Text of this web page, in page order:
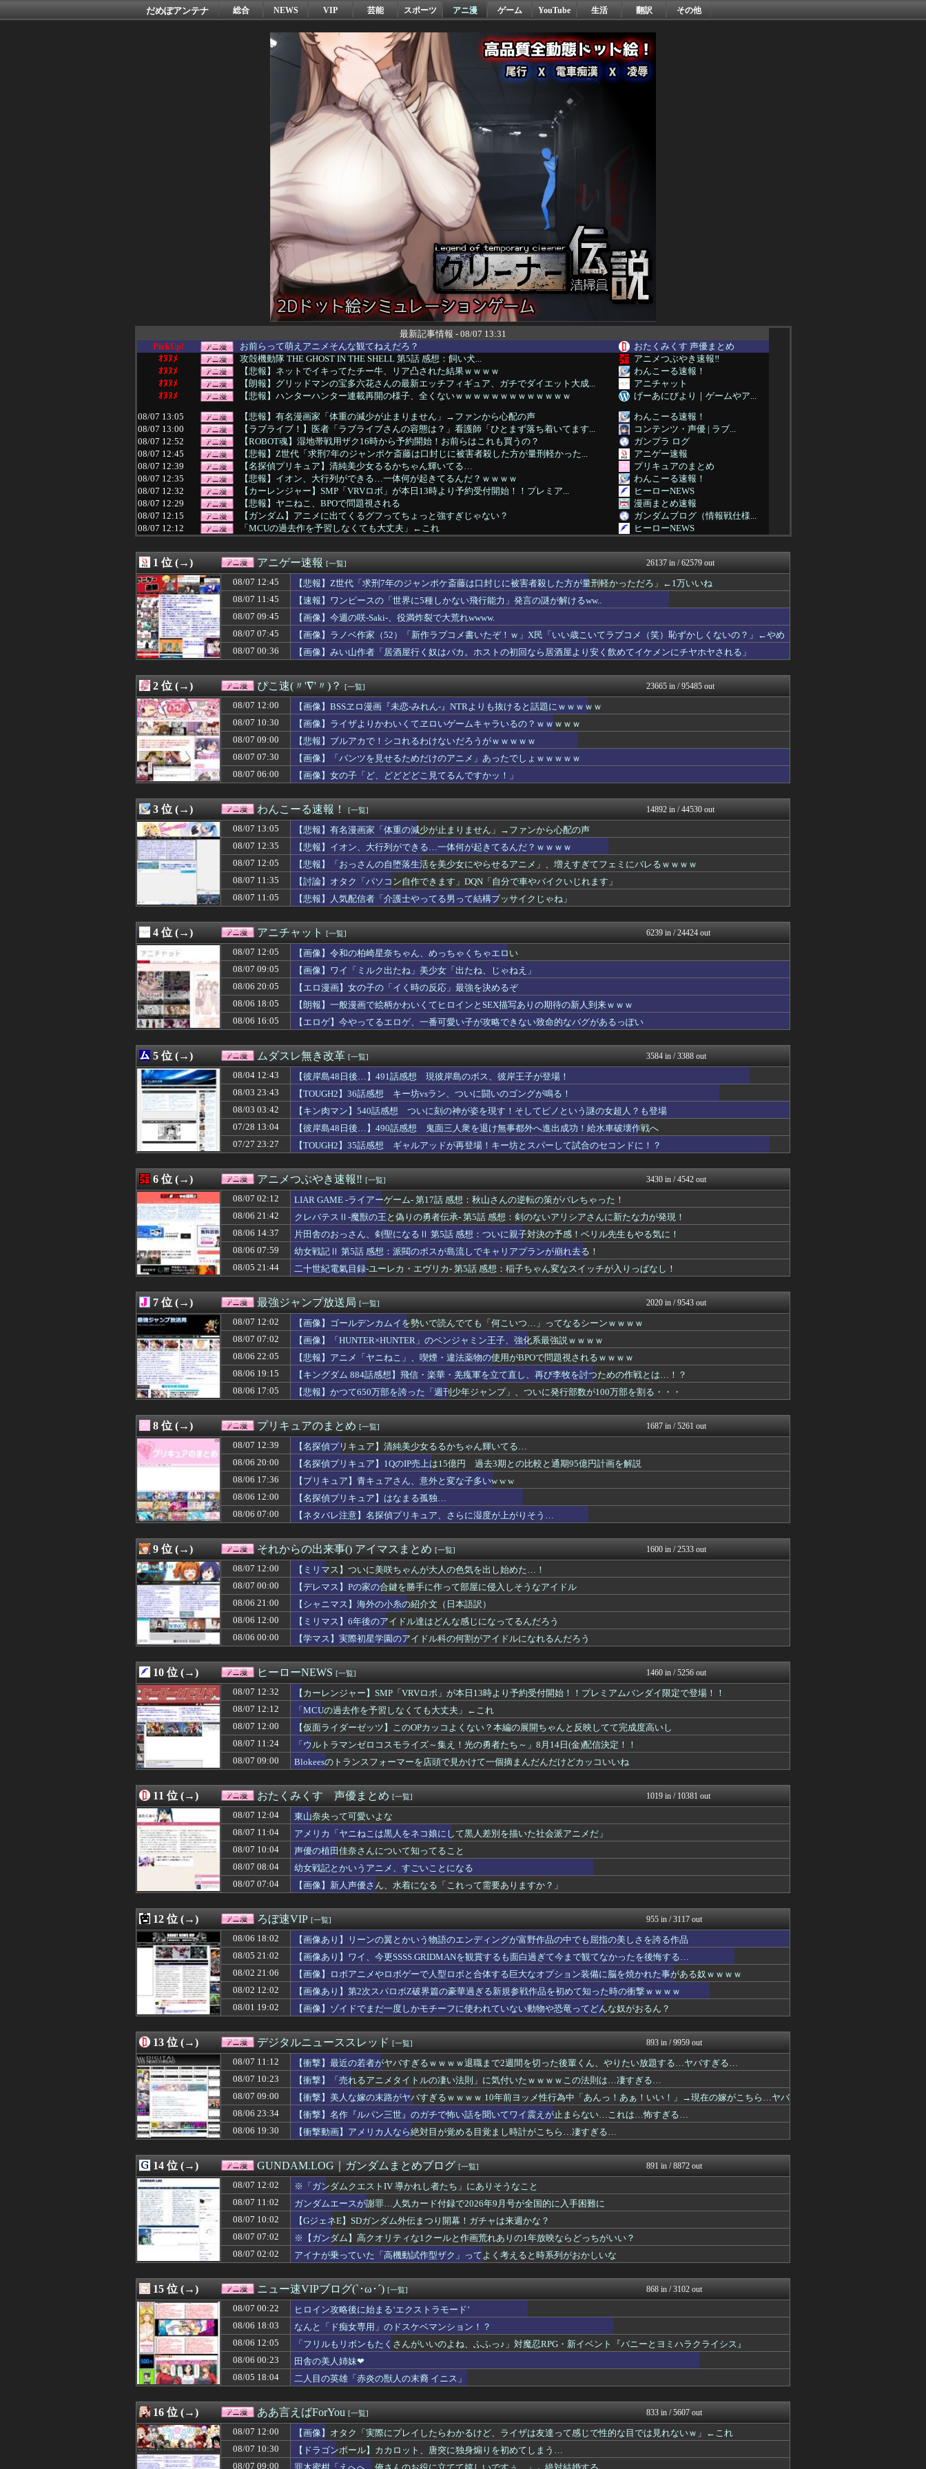
だめぽアンテナ 総合 NEWS VIP 芸能 スポーツ アニ漫 ゲーム YouTube 生活 翻訳 その他
最新記事情報 - 08/07 13:31
PickUp!
お前らって萌えアニメそんな観てねえだろ？
おたくみくす 声優まとめ
ｵﾇﾇﾒ
攻殻機動隊 THE GHOST IN THE SHELL 第5話 感想：飼い犬...
アニメつぶやき速報‼︎
ｵﾇﾇﾒ
【悲報】ネットでイキってたチー牛、リア凸された結果ｗｗｗｗ
わんこーる速報！
ｵﾇﾇﾒ
【朗報】グリッドマンの宝多六花さんの最新エッチフィギュア、ガチでダイエット大成...
アニチャット
ｵﾇﾇﾒ
【悲報】ハンターハンター連載再開の様子、全くないｗｗｗｗｗｗｗｗｗｗｗｗｗ
げーあにびより｜ゲームやア...
08/07 13:05
【悲報】有名漫画家「体重の減少が止まりません」→ファンから心配の声
わんこーる速報！
08/07 13:00
【ラブライブ！】医者「ラブライブさんの容態は？」看護師「ひとまず落ち着いてます...
コンテンツ・声優 | ラブ...
08/07 12:52
【ROBOT魂】湿地帯戦用ザク16時から予約開始！お前らはこれも買うの？
ガンプラ ログ
08/07 12:45
【悲報】Z世代「求刑7年のジャンポケ斎藤は口封じに被害者殺した方が量刑軽かった...
アニゲー速報
08/07 12:39
【名探偵プリキュア】清純美少女るるかちゃん輝いてる…
プリキュアのまとめ
08/07 12:35
【悲報】イオン、大行列ができる…一体何が起きてるんだ？ｗｗｗｗ
わんこーる速報！
08/07 12:32
【カーレンジャー】SMP「VRVロボ」が本日13時より予約受付開始！！プレミア...
ヒーローNEWS
08/07 12:29
【悲報】ヤニねこ、BPOで問題視される
漫画まとめ速報
08/07 12:15
【ガンダム】アニメに出てくるグフってちょっと強すぎじゃない？
ガンダムブログ（情報戦仕様...
08/07 12:12
「MCUの過去作を予習しなくても大丈夫」←これ
ヒーローNEWS
08/07 12:09
【伝説の勇者ダ・ガーン】THE合体「ランドバイソンオプションセット」完成品トイ...
fig速
08/07 12:09
【ベルセルク】ねんどろいど「ガッツ 狂戦士の甲冑Ver. BLOOD EDIT...
fig速
08/07 12:07
【モンスターハンター】ねんどろいど「リオレウス」【予約開始】
fig速
08/07 12:07
【勇者王ガオガイガー】PLAMATEA「獅子王凱」プラモデル【予約開始】
fig速
08/07 12:06
【劇場版「オーバーロード」聖王国編】figma「アルベド」可動フィギュア【予約...
08/07 12:05
【トリダモノ氏オリジナルキャラクター】PLAMATEA「MXちゃん」プラモデル...
08/07 12:05
オタクに優しいギャル「あっそれプリキュアのｴﾛ同人誌じゃんww♡」
2次元に捉われない
08/07 12:05
【画像】令和の柏崎星奈ちゃん、めっちゃくちゃエロい
アニチャット
08/07 12:05
【悲報】「おっさんの自堕落生活を美少女にやらせるアニメ」、増えすぎてフェミにバ...
わんこーる速報！
08/07 12:04
東山奈央って可愛いよな
おたくみくす 声優まとめ
08/07 12:03
【朗報】じゃあ逆に「男からも嫌われるヒロイン」って誰がいるんだｗｗｗ
アニはつ -アニメ発信場-
08/07 12:03
【勝利の女神:NIKKE】Hyper Body「紅蓮:ブラックシャドウ」可動フ...
08/07 12:02
【画像】ゴールデンカムイを勢いで読んでても「何こいつ…」ってなるシーンｗｗｗｗ
最強ジャンプ放送局
08/07 12:02
※「ガンダムクエストIV 導かれし者たち」にありそうなこと
08/07 12:00
【画像】BSSヱロ漫画『未恋-みれん-』NTRよりも抜けると話題にｗｗｗｗｗ
08/07 12:00
【悲報】最近の声優、個性が無い
あぁ^～こころがぴょんぴょ...
08/07 12:00
【画像】オタク「実際にプレイしたらわかるけど、ライザは友達って感じで性的な目で...
ああ言えばForYou
08/07 12:00
花宮初奈さん、バンドリで早くも大人気ｗｗｗｗ
08/07 12:00
【ミリマス】ついに美咲ちゃんが大人の色気を出し始めた…！
それからの出来事() アイ...
08/07 12:00
【ラブライブ！】のん「自転車補助輪なしで乗ったことない」さく「えぇ！？そんな人...
コンテンツ・声優 | ラブ...
08/07 11:45
【速報】ワンピースの「世界に5種しかない飛行能力」発言の謎が解けるww..
08/07 11:35
【討論】オタク「パソコン自作できます」DQN「自分で車やバイクいじれます」
わんこーる速報！
08/07 11:29
【悲報】週刊少年ジャンプ、発行部数100万部割れ
08/07 11:24
「ウルトラマンゼロコスモライズ～集え！光の勇者たち～」8月14日(金)配信決定...
ヒーローNEWS
08/07 11:18
【朗報】マリオカート「1位弱いです、ドリフト加速します、排気量低いです」←こい...
アニはつ -アニメ発信場-
【衝撃】最近の若者がヤバすぎるｗｗｗｗ退職まで2週間を切った後輩くん、やりたい...
デジタルニューススレッド
08/07 11:05
【悲報】人気配信者「介護士やってる男って結構ブッサイクじゃね」
08/07 11:04
アメリカ「ヤニねこは黒人をネコ娘にして黒人差別を描いた社会派アニメだ」
おたくみくす 声優まとめ
08/07 11:02
ガンダムエースが謝罪…人気カード付録で2026年9月号が全国的に入手困難に
GUNDAM.LOG｜ガン...
08/07 10:35
【謎】RPGの敵キャラの「毒無効」「混乱無効」みたいなのって冷静に考えるとおか...
08/07 10:30
【画像】ライザよりかわいくてヱロいゲームキャラいるの？ｗｗｗｗｗ
ぴこ速(〃'∇'〃)？
08/07 10:30
【ドラゴンボール】カカロット、唐突に独身煽りを初めてしまう…
08/07 10:29
【朗報】キングダムの河了貂、覚醒する
08/07 10:23
【衝撃】「売れるアニメタイトルの凄い法則」に気付いたｗｗｗｗこの法則は…凄すぎ...
08/07 10:05
【悲報】アニメ「みい山」、始まる前からBPOにチクられるｗｗｗｗ
わんこーる速報！
08/07 10:04
声優の植田佳奈さんについて知ってること
おたくみくす 声優まとめ
08/07 10:00
【ラブライブ！】声優との1体1イベントみんななに話すの？
コンテンツ・声優 | ラブ...
08/07 09:59
【画像】ネオジオン総裁「この暖かさをもった地球が人間さえ破壊するんだ（汗だく）...
ガンダムブログ（情報戦仕様...
08/07 09:48
こども部屋おじさんの日常、もうめちゃくちゃｗｗｗ
08/07 09:45
【画像】今週の咲-Saki-、役満炸裂で大荒れwwww.
アニゲー速報
08/07 09:35
【画像】AI「写真の背景削除？ガンプラの箱追加しといてあげよ🤗」
ガンプラ ログ
08/07 09:35
【悲報】ヒソカ、ビスケより弱かったｗｗｗｗ
わんこーる速報！
08/07 09:29
【画像】めしぬま、キモくなってしまう
漫画まとめ速報
08/07 09:05
【画像】ワイ「ミルク出たね」美少女「出たね、じゃねえ」
アニチャット
【悲報】ブルアカで！シコれるわけないだろうがｗｗｗｗｗ
ぴこ速(〃'∇'〃)？
08/07 09:00
【衝撃】美人な嫁の末路がヤバすぎるｗｗｗｗ 10年前ヨッメ性行為中「あんっ！あ...
08/07 09:00
【画像】韓国人「え待って、何で日本の避難所って10年前と同レベルなの(ドン引き...
あぁ^～こころがぴょんぴょ...
08/07 09:00
罪木蜜柑「えへへ…俺さんのお役に立てて嬉しいですぅ…」←絶対結婚する
08/07 08:37
【画像】ソシャゲのロキシーがエッチすぎるwwwwwwwwwww
異世界転生まとめ速報
08/07 08:29
映画ちいかわ、興行収入50億突破
漫画まとめ速報
08/07 08:18
【ガンダム】ザクって一言でいっても色々バリエーションがあるよね
ガンダムブログ（情報戦仕様...
08/07 08:18
【朗報】ジョジョ3部のスタンド、ガチでヤバい奴が多すぎるｗｗｗ
08/07 08:04
幼女戦記とかいうアニメ、すごいことになる
おたくみくす 声優まとめ
08/07 08:00
【ラブライブ！】【画像】澁谷かのんちゃんの足の指【Liella!】
コンテンツ・声優 | ラブ...
08/07 07:30
【画像】「パンツを見せるためだけのアニメ」あったでしょｗｗｗｗｗ
ぴこ速(〃'∇'〃)？
08/07 07:30
涼宮ハルヒ、今見ても面白い
08/07 07:29
【朗報】マクドナルド、今度のポケモンハッピーセットは転売対策バッチリ！！！
漫画まとめ速報
08/07 07:27
【悲報】なろう系のせいでアニメ後進国になったと言っても過言じゃない
異世界転生まとめ速報
08/07 07:12
【仮面ライダーマイス】「DXマイスドライバー」など、玩具の予約受付が開始！！プ...
ヒーローNEWS
08/07 07:04
【画像】新人声優さん、水着になる「これって需要ありますか？」
08/07 07:02
※【ガンダム】高クオリティな1クールと作画荒れありの1年放映ならどっちがいい？
GUNDAM.LOG｜ガン...
08/07 07:02
【画像】「HUNTER×HUNTER」のベンジャミン王子、強化系最強説ｗｗｗｗ
最強ジャンプ放送局
08/07 07:00
【朗報】佐倉綾音さん、やはりデカかった・・・
ぐら速 -声優まとめ速報-
08/07 06:00
覇権漫画ワンピースの主人公モンキー・D・ルフィさん、変わり果てた姿で発見される...
ジャンプ速報
08/07 06:00
【ウルトラマン】ウルサマ後期のステージ観てきたんだけど
08/07 06:00
【画像】女の子「ど、どどどどこ見てるんですかッ！」
08/07 06:00
ストーリーをクリアした後が本番みたいなゲーム教えてくれ
ああ言えばForYou
08/07 06:00
【ラブライブ！】侑ちゃんもミアちゃん(14歳)に押し倒されるくらい弱いんだよね...
コンテンツ・声優 | ラブ...
【ラブライブ！】【画像】桜小路きな子ちゃんの尻【Liella!】
08/07 04:00
【ラブライブ！】🌙🐈‍⬛「うちのオタクは社畜かボンボン」（世界の平均睡眠時間ラ...
08/07 03:03
【朗報】「誰からも好かれる主人公」の特徴、ガチで決まるｗｗｗｗ
アニはつ -アニメ発信場-
08/07 03:00
【ラブライブ！】BLｺｽﾞｶﾎ…？🐉【蓮ノ空】
コンテンツ・声優 | ラブ...
08/07 02:12
LIAR GAME -ライアーゲーム- 第17話 感想：秋山さんの逆転の策がバ...
アニメつぶやき速報‼︎
08/07 02:03
【朗報】ワンピースのロロノア・ゾロさん、ペローナちゃんとフラグが立ちまくるｗｗ...
アニはつ -アニメ発信場-
08/07 02:02
アイナが乗っていた「高機動試作型ザク」ってよく考えると時系列がおかしいな
08/07 01:03
【朗報】ワンピースより面白い漫画、ガチでこの世に存在しないかもしれないｗｗｗ
08/07 00:36
【画像】みい山作者「居酒屋行く奴はバカ。ホストの初回なら居酒屋より安く飲めてイ...
アニゲー速報
08/07 00:30
【動画】手術中に熊本地震が発生した瞬間の防犯カメラが公開される
08/07 00:29
ライザの公式AIゲーム、エッチすぎて始まる♥
08/07 00:22
ヒロイン攻略後に始まる‘エクストラモード’
ニュー速VIPブログ(`･...
08/07 00:12
【速報】ダンロン小高「ダンガンロンパ2の新シナリオでは、人気キャラも殺していき...
アニゲー速報
08/07 00:02
ガンダムゲーって他社ゲーのインスパイア多いよね
GUNDAM.LOG｜ガン...
08/07 00:00
【デレマス】Pの家の合鍵を勝手に作って部屋に侵入しそうなアイドル
それからの出来事() アイ...
08/06 23:59
【話題】日本で1番売れている雑誌、週刊少年ジャンプ紙版が100万部を下回り国内...
ポンポコにゅーす - 三日...
08/06 23:35
【ゲーム脳】昔は多くあった「ゲーム叩き」が世の中から殆ど消えてしまった理由ww...
08/06 23:34
【衝撃】名作『ルパン三世』のガチで怖い話を聞いてワイ震えが止まらない…これは…...
デジタルニューススレッド
08/06 23:33
『バンドリ！ ゆめ∞みた』8話感想 みゅーたいぷ解散の危機！？
ああ言えばForYou
08/06 23:30
【悲報】週刊少年ジャンプさん、最大発行部数653万部から急降下でついに100万...
08/06 23:29
クラピカ「エンペラータイムのせいで寿命を大幅に失ってしまったけどそれでちょうど...
漫画まとめ速報
08/06 23:05
【悲報】人気配信者「はっきり言う、ジャングリア沖縄ほんとーーーーーーーーにおも...
アニゲー速報
08/06 22:59
シャアってツインテール少女時代のハマーンは好みじゃなかったの？
ガンダムブログ（情報戦仕様...
08/06 22:57
『仮面ライダーマイス』制作発表会見で追加情報解禁 他、今週の備忘録（2026/...
へんそく！
08/06 22:24
【ROBOT魂】88,000のミーティアが二次も即完売なの大人気すぎる…
08/06 22:05
【悲報】アニメ「ヤニねこ」、喫煙・違法薬物の使用がBPOで問題視されるｗｗｗｗ
08/06 22:02
※「オッゴ（シャア）」vs「アレックス（クリス）」はどっちが勝つと思う？
GUNDAM.LOG｜ガン...
08/06 21:42
クレバテスⅡ-魔獣の王と偽りの勇者伝承- 第5話 感想：剣のないアリシアさんに...
08/06 21:35
【ウマ娘】新人女性声優さん、いきなり水着姿をXで披露ｗｗｗｗ
【超朗報】Amazonで「GANTZ」が全巻100円ｗｗｗｗｗｗｗｗｗｗ
08/06 21:15
【画像】女の子「ねー、ドライヤーかけて？♡」
ぴこ速(〃'∇'〃)？
08/06 21:05
【朗報】水瀬いのりちゃん、やはりDの一族だったｗｗｗｗ
おたくみくす 声優まとめ
08/06 21:02
【Gジェネエターナル】最強の支援機と言えば？
GUNDAM.LOG｜ガン...
08/06 21:00
一番面白いギャグ漫画ってなんなの？
ああ言えばForYou
08/06 21:00
【シャニマス】海外の小糸の紹介文（日本語訳）
それからの出来事() アイ...
08/06 20:59
【SEED】フォビドゥンガンダム「ビーム弾きます、ビーム曲げられます、空飛びま...
ガンダムブログ（情報戦仕様...
08/06 20:05
【エロ漫画】女の子の「イく時の反応」最強を決めるぞ
アニチャット
08/06 20:00
【名探偵プリキュア】1QのIP売上は15億円 過去3期との比較と通期95億円計...
プリキュアのまとめ
08/06 19:50
【画像】リズム天国でシコったｗｗｗｗｗ
ぴこ速(〃'∇'〃)？
08/06 19:47
【悲報】なろう作家もどきぼく、現実に打ちのめされる…
異世界転生まとめ速報
08/06 19:30
【衝撃動画】アメリカ人なら絶対目が覚める目覚まし時計がこちら…凄すぎる…
デジタルニューススレッド
08/06 19:23
ガリガリな「けもフレ声優」が発見される・・・
ぐら速 -声優まとめ速報-
08/06 19:15
【キングダム 884話感想】飛信・楽華・羌瘣軍を立て直し、再び李牧を討つための...
最強ジャンプ放送局
08/06 18:52
【衝撃】「Z世代」とんでもない事が判明ｗｗｗｗ「Z世代」がここまで酷すぎる理由...
デジタルニューススレッド
08/06 18:17
【疑問】謎の勢力「本当に幸せな人は人を煽らない」←これ
異世界転生まとめ速報
08/06 18:13
【驚愕】『料理アニメ』『グルメアニメ』の凄い事に気付いたｗｗｗｗ『グルメアニメ...
デジタルニューススレッド
08/06 18:06
【画像】ジオン兵「キャノン担いだデブ？近接は無理だろ（笑）」→
ガンダムブログ（情報戦仕様...
08/06 18:05
【朗報】一般漫画で絵柄かわいくてヒロインとSEX描写ありの期待の新人到来ｗｗｗ
08/06 18:04
マガジンで100万部も売れてるのに全くアニメ化されないこのお漫画📖🥺
おたくみくす 声優まとめ
08/06 18:03
なんと「ド痴女専用」のドスケベマンション！？
ニュー速VIPブログ(`･...
08/06 18:02
【画像あり】リーンの翼とかいう物語のエンディングが富野作品の中でも屈指の美しさ...
ろぼ速VIP
08/06 18:00
『ワンピース』空白の100年編の役者が揃うｗｗｗ
あぁ^～こころがぴょんぴょ...
08/06 17:36
【プリキュア】青キュアさん、意外と変な子多いw w w
08/06 17:30
【画像】フリーレンって絶対に性欲強いよなｗｗｗｗｗ
08/06 17:05
【悲報】かつて650万部を誇った「週刊少年ジャンプ」、ついに発行部数が100万...
最強ジャンプ放送局
08/06 16:27
【衝撃】年収300万で結婚、とんでもない事が判明するｗｗｗｗ年収300万で結婚...
デジタルニューススレッド
08/06 16:05
【エロゲ】今やってるエロゲ、一番可愛い子が攻略できない致命的なバグがあるっぽい
「機動戦士Ζガンダム」のディジェとかいう、アムロが乗っただけで評価されたモビル...
08/06 14:37
片田舎のおっさん、剣聖になるⅡ 第5話 感想：ついに親子対決の予感！ベリル先生...
アニメつぶやき速報‼︎
08/06 14:05
【画像】この沐浴着エルフ玄関に飾ろうと思うんやが 2次元に捉われない
1 位 (→) アニゲー速報 [一覧] 26137 in / 62579 out
08/07 12:45
【悲報】Z世代「求刑7年のジャンポケ斎藤は口封じに被害者殺した方が量刑軽かっただろ」←1万いいね
08/07 11:45
【速報】ワンピースの「世界に5種しかない飛行能力」発言の謎が解けるww..
08/07 09:45
【画像】今週の咲-Saki-、役満炸裂で大荒れwwww.
08/07 07:45
【画像】ラノベ作家（52）「新作ラブコメ書いたぞ！ｗ」X民「いい歳こいてラブコメ（笑）恥ずかしくないの？」←やめ
たれｗと話題に
08/07 00:36 【画像】みい山作者「居酒屋行く奴はバカ。ホストの初回なら居酒屋より安く飲めてイケメンにチヤホヤされる」
2 位 (→) ぴこ速(〃'∇'〃)？ [一覧] 23665 in / 95485 out
08/07 12:00
【画像】BSSヱロ漫画『未恋-みれん-』NTRよりも抜けると話題にｗｗｗｗｗ
08/07 10:30
【画像】ライザよりかわいくてヱロいゲームキャラいるの？ｗｗｗｗｗ
08/07 09:00
【悲報】ブルアカで！シコれるわけないだろうがｗｗｗｗｗ
08/07 07:30
【画像】「パンツを見せるためだけのアニメ」あったでしょｗｗｗｗｗ
08/07 06:00
【画像】女の子「ど、どどどどこ見てるんですかッ！」
3 位 (→) わんこーる速報！ [一覧] 14892 in / 44530 out
08/07 13:05
【悲報】有名漫画家「体重の減少が止まりません」→ファンから心配の声
08/07 12:35
【悲報】イオン、大行列ができる…一体何が起きてるんだ？ｗｗｗｗ
08/07 12:05
【悲報】「おっさんの自堕落生活を美少女にやらせるアニメ」、増えすぎてフェミにバレるｗｗｗｗ
08/07 11:35
【討論】オタク「パソコン自作できます」DQN「自分で車やバイクいじれます」
08/07 11:05
【悲報】人気配信者「介護士やってる男って結構ブッサイクじゃね」
4 位 (→) アニチャット [一覧] 6239 in / 24424 out
08/07 12:05
【画像】令和の柏崎星奈ちゃん、めっちゃくちゃエロい
08/07 09:05
【画像】ワイ「ミルク出たね」美少女「出たね、じゃねえ」
08/06 20:05
【エロ漫画】女の子の「イく時の反応」最強を決めるぞ
08/06 18:05
【朗報】一般漫画で絵柄かわいくてヒロインとSEX描写ありの期待の新人到来ｗｗｗ
08/06 16:05
【エロゲ】今やってるエロゲ、一番可愛い子が攻略できない致命的なバグがあるっぽい
5 位 (→) ムダスレ無き改革 [一覧] 3584 in / 3388 out
08/04 12:43
【彼岸島48日後…】491話感想 現彼岸島のボス、彼岸王子が登場！
08/03 23:43
【TOUGH2】36話感想 キー坊vsラン、ついに闘いのゴングが鳴る！
08/03 03:42
【キン肉マン】540話感想 ついに刻の神が姿を現す！そしてピノという謎の女超人？も登場
07/28 13:04
【彼岸島48日後…】490話感想 鬼面三人衆を退け無事都外へ進出成功！給水車破壊作戦へ
07/27 23:27
【TOUGH2】35話感想 ギャルアッドが再登場！キー坊とスパーして試合のセコンドに！？
6 位 (→) アニメつぶやき速報‼︎ [一覧] 3430 in / 4542 out
08/07 02:12
LIAR GAME -ライアーゲーム- 第17話 感想：秋山さんの逆転の策がバレちゃった！
08/06 21:42
クレバテスⅡ-魔獣の王と偽りの勇者伝承- 第5話 感想：剣のないアリシアさんに新たな力が発現！
08/06 14:37
片田舎のおっさん、剣聖になるⅡ 第5話 感想：ついに親子対決の予感！ベリル先生もやる気に！
08/06 07:59
幼女戦記Ⅱ 第5話 感想：派閥のボスが島流しでキャリアプランが崩れ去る！
08/05 21:44
二十世紀電氣目録-ユーレカ・エヴリカ- 第5話 感想：稲子ちゃん変なスイッチが入りっぱなし！
7 位 (→) 最強ジャンプ放送局 [一覧] 2020 in / 9543 out
08/07 12:02
【画像】ゴールデンカムイを勢いで読んでても「何こいつ…」ってなるシーンｗｗｗｗ
08/07 07:02
【画像】「HUNTER×HUNTER」のベンジャミン王子、強化系最強説ｗｗｗｗ
08/06 22:05
【悲報】アニメ「ヤニねこ」、喫煙・違法薬物の使用がBPOで問題視されるｗｗｗｗ
08/06 19:15
【キングダム 884話感想】飛信・楽華・羌瘣軍を立て直し、再び李牧を討つための作戦とは…！？
08/06 17:05
【悲報】かつて650万部を誇った「週刊少年ジャンプ」、ついに発行部数が100万部を割る・・・
8 位 (→) プリキュアのまとめ [一覧] 1687 in / 5261 out
08/07 12:39
【名探偵プリキュア】清純美少女るるかちゃん輝いてる…
08/06 20:00
【名探偵プリキュア】1QのIP売上は15億円 過去3期との比較と通期95億円計画を解説
08/06 17:36
【プリキュア】青キュアさん、意外と変な子多いw w w
08/06 12:00
【名探偵プリキュア】はなまる孤独…
08/06 07:00
【ネタバレ注意】名探偵プリキュア、さらに湿度が上がりそう…
9 位 (→) それからの出来事() アイマスまとめ [一覧] 1600 in / 2533 out
08/07 12:00
【ミリマス】ついに美咲ちゃんが大人の色気を出し始めた…！
08/07 00:00
【デレマス】Pの家の合鍵を勝手に作って部屋に侵入しそうなアイドル
08/06 21:00
【シャニマス】海外の小糸の紹介文（日本語訳）
08/06 12:00
【ミリマス】6年後のアイドル達はどんな感じになってるんだろう
08/06 00:00
【学マス】実際初星学園のアイドル科の何割がアイドルになれるんだろう
10 位 (→) ヒーローNEWS [一覧] 1460 in / 5256 out
08/07 12:32
【カーレンジャー】SMP「VRVロボ」が本日13時より予約受付開始！！プレミアムバンダイ限定で登場！！
08/07 12:12
「MCUの過去作を予習しなくても大丈夫」←これ
08/07 12:00
【仮面ライダーゼッツ】このOPカッコよくない？本編の展開ちゃんと反映してて完成度高いし
08/07 11:24
「ウルトラマンゼロコスモライズ～集え！光の勇者たち～」8月14日(金)配信決定！！
08/07 09:00
Blokeesのトランスフォーマーを店頭で見かけて一個摘まんだんだけどカッコいいね
11 位 (→) おたくみくす 声優まとめ [一覧] 1019 in / 10381 out
08/07 12:04
東山奈央って可愛いよな
08/07 11:04
アメリカ「ヤニねこは黒人をネコ娘にして黒人差別を描いた社会派アニメだ」
08/07 10:04
声優の植田佳奈さんについて知ってること
08/07 08:04
幼女戦記とかいうアニメ、すごいことになる
08/07 07:04
【画像】新人声優さん、水着になる「これって需要ありますか？」
12 位 (→) ろぼ速VIP [一覧] 955 in / 3117 out
08/06 18:02
【画像あり】リーンの翼とかいう物語のエンディングが富野作品の中でも屈指の美しさを誇る作品
08/05 21:02
【画像あり】ワイ、今更SSSS.GRIDMANを観賞するも面白過ぎて今まで観てなかったを後悔する…
08/02 21:06
【画像】ロボアニメやロボゲーで人型ロボと合体する巨大なオプション装備に脳を焼かれた事がある奴ｗｗｗｗ
08/02 12:02
【画像あり】第2次スパロボZ破界篇の豪華過ぎる新規参戦作品を初めて知った時の衝撃ｗｗｗｗ
08/01 19:02
【画像】ゾイドでまだ一度しかモチーフに使われていない動物や恐竜ってどんな奴がおるん？
13 位 (→) デジタルニューススレッド [一覧] 893 in / 9959 out
08/07 11:12
【衝撃】最近の若者がヤバすぎるｗｗｗｗ退職まで2週間を切った後輩くん、やりたい放題する…ヤバすぎる…
08/07 10:23
【衝撃】「売れるアニメタイトルの凄い法則」に気付いたｗｗｗｗこの法則は…凄すぎる…
08/07 09:00
【衝撃】美人な嫁の末路がヤバすぎるｗｗｗｗ 10年前ヨッメ性行為中「あんっ！あぁ！いい！」→現在の嫁がこちら…ヤバ
すぎる…
08/06 23:34
【衝撃】名作『ルパン三世』のガチで怖い話を聞いてワイ震えが止まらない…これは…怖すぎる…
08/06 19:30
【衝撃動画】アメリカ人なら絶対目が覚める目覚まし時計がこちら…凄すぎる…
14 位 (→) GUNDAM.LOG｜ガンダムまとめブログ [一覧] 891 in / 8872 out
08/07 12:02
※「ガンダムクエストIV 導かれし者たち」にありそうなこと
08/07 11:02
ガンダムエースが謝罪…人気カード付録で2026年9月号が全国的に入手困難に
08/07 10:02
【GジェネE】SDガンダム外伝まつり開幕！ガチャは来週かな？
08/07 07:02
※【ガンダム】高クオリティな1クールと作画荒れありの1年放映ならどっちがいい？
08/07 02:02
アイナが乗っていた「高機動試作型ザク」ってよく考えると時系列がおかしいな
15 位 (→) ニュー速VIPブログ(`･ω･´) [一覧] 868 in / 3102 out
08/07 00:22
ヒロイン攻略後に始まる‘エクストラモード’
08/06 18:03
なんと「ド痴女専用」のドスケベマンション！？
08/06 12:05
「フリルもリボンもたくさんがいいのよね、ふふっ♪」対魔忍RPG・新イベント『バニーとヨミハラクライシス』
08/06 00:23
田舎の美人姉妹❤
08/05 18:04
二人目の英雄「赤炎の獣人の末裔 イニス」
16 位 (→) ああ言えばForYou [一覧] 833 in / 5607 out
08/07 12:00
【画像】オタク「実際にプレイしたらわかるけど、ライザは友達って感じで性的な目では見れないｗ」←これ
08/07 10:30
【ドラゴンボール】カカロット、唐突に独身煽りを初めてしまう…
08/07 09:00